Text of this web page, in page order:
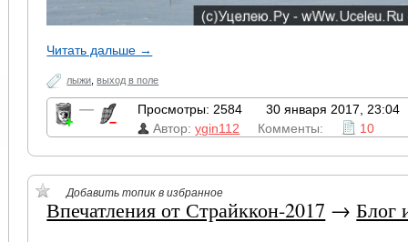
Читать дальше →
лыжи ,выход в поле
— Просмотры: 2584
30 января 2017, 23:04
Автор:ygin112 Комменты: 10
Добавить топик в избранное
Впечатления от Страйккон-2017 →Блог